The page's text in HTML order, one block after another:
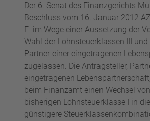
Der 6. Senat des Finanzgerichts
Beschluss vom 16. Januar 2012
E im Wege einer Aussetzung der
Wahl der Lohnsteuerklassen III und
Partner einer eingetragenen
zugelassen. Die Antragsteller,
eingetragenen
beim Finanzamt einen Wechsel
bisherigen Lohnsteuerklasse I in
günstigere